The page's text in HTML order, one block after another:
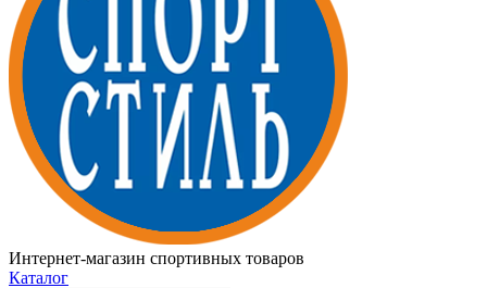
Интернет-магазин спортивных товаров
Каталог